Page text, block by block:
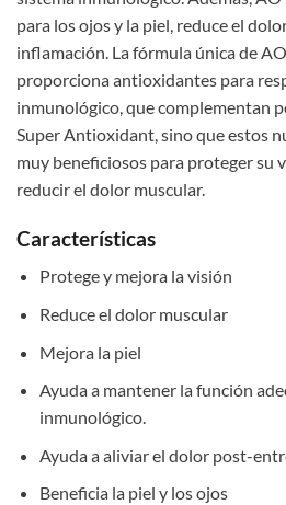
para los ojos y la piel, reduce el
inflamación. La fórmula única de
proporciona antioxidantes para
inmunológico, que complementan
Super Antioxidant, sino que estos
muy beneficiosos para proteger su
reducir el dolor muscular.
Características
Protege y mejora la visión
Reduce el dolor muscular
Mejora la piel
Ayuda a mantener la función
inmunológico.
Ayuda a aliviar el dolor post-
Beneficia la piel y los ojos